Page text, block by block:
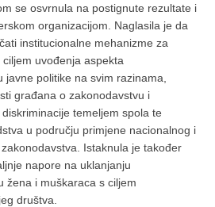
se osvrnula na postignute rezultate i
organizacijom. Naglasila je da
institucionalne mehanizme za
uvođenja aspekta
politike na svim razinama,
građana o zakonodavstvu i
temeljem spola te
u području primjene nacionalnog i
Istaknula je također
napore na uklanjanju
žena i muškaraca s ciljem
društva.